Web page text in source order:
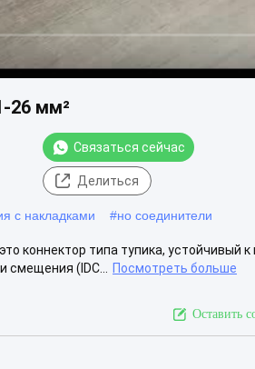
26 мм²
Связаться сейчас
Делиться
с накладками #но соединители
коннектор типа тупика, устойчивый к
(IDC...
Посмотреть больше
Оставить